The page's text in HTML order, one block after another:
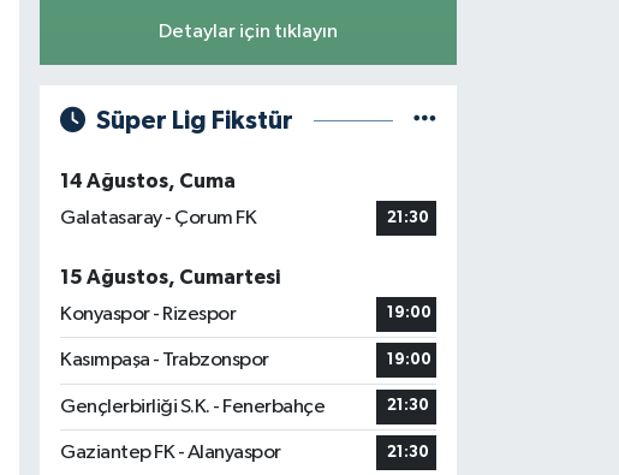
Detaylar için tıklayın
Süper Lig Fikstür
14 Ağustos, Cuma
Galatasaray - Çorum FK
21:30
15 Ağustos, Cumartesi
Konyaspor - Rizespor
19:00
Kasımpaşa - Trabzonspor 19:00
Gençlerbirliği S.K. - Fenerbahçe 21:30
Gaziantep FK - Alanyaspor 21:30